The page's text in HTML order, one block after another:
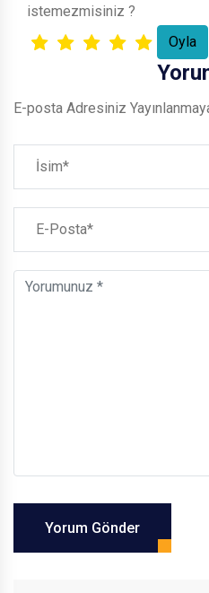
istemezmisiniz ?
E-posta Adresiniz
Yorum Gönder